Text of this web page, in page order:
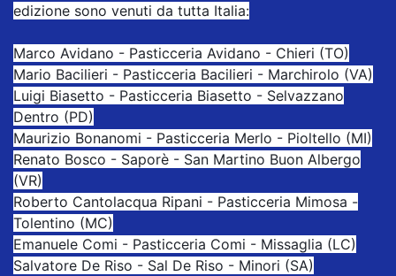
edizione sono venuti da tutta Italia:
Marco Avidano - Pasticceria Avidano - Chieri (TO)
Mario Bacilieri - Pasticceria Bacilieri - Marchirolo (VA)
Luigi Biasetto - Pasticceria Biasetto - Selvazzano
Dentro (PD)
Maurizio Bonanomi - Pasticceria Merlo - Pioltello (MI)
Renato Bosco - Saporè - San Martino Buon Albergo
(VR)
Roberto Cantolacqua Ripani - Pasticceria Mimosa -
Tolentino (MC)
Emanuele Comi - Pasticceria Comi - Missaglia (LC)
Salvatore De Riso - Sal De Riso - Minori (SA)